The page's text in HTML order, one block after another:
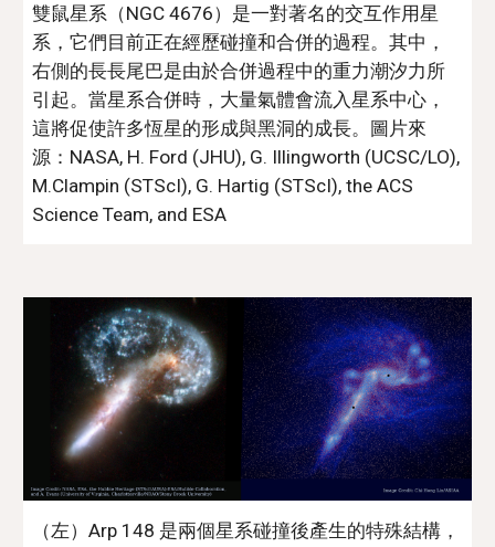
雙鼠星系（NGC 4676）是一對著名的交互作用星
系，它們目前正在經歷碰撞和合併的過程。其中，
右側的長長尾巴是由於合併過程中的重力潮汐力所
引起。當星系合併時，大量氣體會流入星系中心，
這將促使許多恆星的形成與黑洞的成長。 圖 片來
源 ： NASA, H. Ford (JHU), G. Illingworth (UCSC/LO),
M.Clampin (STScI), G. Hartig (STScI), the ACS
Science Team, and ESA
（左）Arp 148 是兩個星系碰撞後產生的特殊結構，